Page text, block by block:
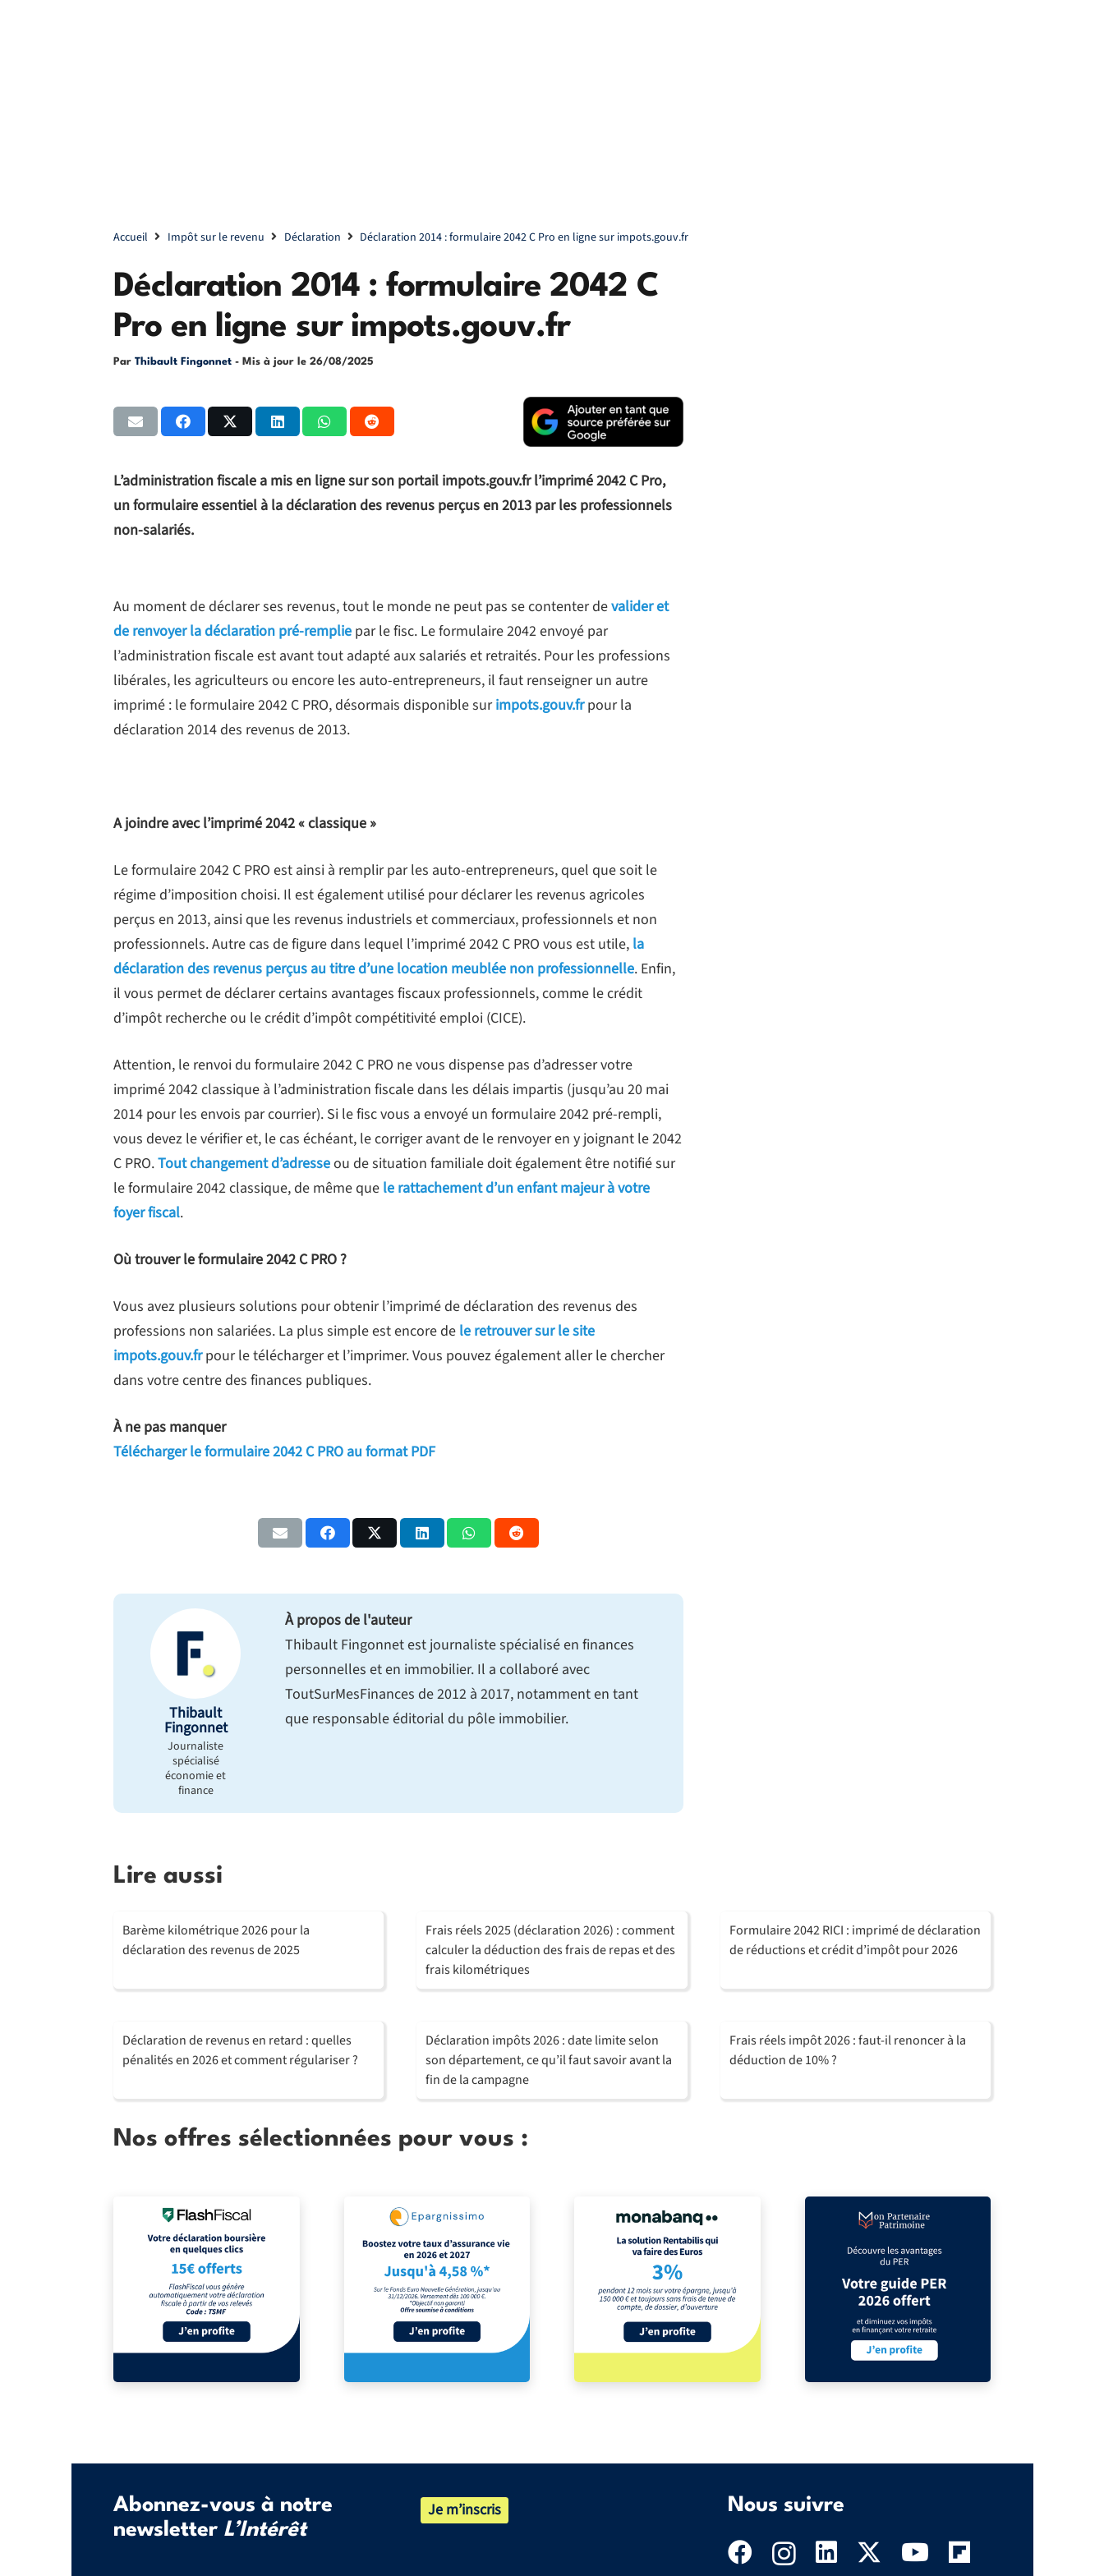
Accueil Impôt sur le revenu Déclaration Déclaration 2014 : formulaire 2042 C Pro en ligne sur impots.gouv.fr
Déclaration 2014 : formulaire 2042 C
Pro en ligne sur impots.gouv.fr
Par Thibault Fingonnet - Mis à jour le 26/08/2025
L’administration fiscale a mis en ligne sur son portail impots.gouv.fr l’imprimé 2042 C Pro,
un formulaire essentiel à la déclaration des revenus perçus en 2013 par les professionnels
non-salariés.
Au moment de déclarer ses revenus, tout le monde ne peut pas se contenter devalider et
de renvoyer la déclaration pré-remplie par le fisc. Le formulaire 2042 envoyé par
l’administration fiscale est avant tout adapté aux salariés et retraités. Pour les professions
libérales, les agriculteurs ou encore les auto-entrepreneurs, il faut renseigner un autre
imprimé : le formulaire 2042 C PRO, désormais disponible surimpots.gouv.frpour la
déclaration 2014 des revenus de 2013.
A joindre avec l’imprimé 2042 « classique »
Le formulaire 2042 C PRO est ainsi à remplir par les auto-entrepreneurs, quel que soit le
régime d’imposition choisi. Il est également utilisé pour déclarer les revenus agricoles
perçus en 2013, ainsi que les revenus industriels et commerciaux, professionnels et non
professionnels. Autre cas de figure dans lequel l’imprimé 2042 C PRO vous est utile, la
déclaration des revenus perçus au titre d’une location meublée non professionnelle. Enfin,
il vous permet de déclarer certains avantages fiscaux professionnels, comme le crédit
d’impôt recherche ou le crédit d’impôt compétitivité emploi (CICE).
Attention, le renvoi du formulaire 2042 C PRO ne vous dispense pas d’adresser votre
imprimé 2042 classique à l’administration fiscale dans les délais impartis (jusqu’au 20 mai
2014 pour les envois par courrier). Si le fisc vous a envoyé un formulaire 2042 pré-rempli,
vous devez le vérifier et, le cas échéant, le corriger avant de le renvoyer en y joignant le 2042
C PRO.Tout changement d’adresseou de situation familiale doit également être notifié sur
le formulaire 2042 classique, de même que le rattachement d’un enfant majeur à votre
foyer fiscal.
Où trouver le formulaire 2042 C PRO ?
Vous avez plusieurs solutions pour obtenir l’imprimé de déclaration des revenus des
professions non salariées. La plus simple est encore de le retrouver sur le site
impots.gouv.frpour le télécharger et l’imprimer. Vous pouvez également aller le chercher
dans votre centre des finances publiques.
À ne pas manquer
Télécharger le formulaire 2042 C PRO au format PDF
Thibault
Fingonnet
Journaliste
spécialisé
économie et
finance
À propos de l'auteur
Thibault Fingonnet est journaliste spécialisé en finances
personnelles et en immobilier. Il a collaboré avec
ToutSurMesFinances de 2012 à 2017, notamment en tant
que responsable éditorial du pôle immobilier.
Lire aussi
Barème kilométrique 2026 pour la
déclaration des revenus de 2025
Frais réels 2025 (déclaration 2026) : comment
calculer la déduction des frais de repas et des
frais kilométriques
Formulaire 2042 RICI : imprimé de déclaration
de réductions et crédit d’impôt pour 2026
Déclaration de revenus en retard : quelles
pénalités en 2026 et comment régulariser ?
Déclaration impôts 2026 : date limite selon
son département, ce qu’il faut savoir avant la
fin de la campagne
Frais réels impôt 2026 : faut-il renoncer à la
déduction de 10% ?
Nos offres sélectionnées pour vous :
Abonnez-vous à notre
newsletter L’Intérêt
Je m’inscris Nous suivre